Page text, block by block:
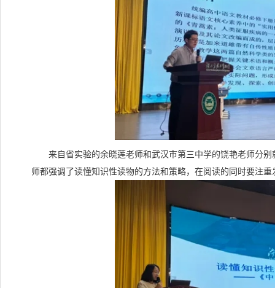
来自省实验的余晓莲老师和武汉市第三中学的饶艳老师分别
师都强调了读懂知识性读物的方法和策略，在阅读的同时要注